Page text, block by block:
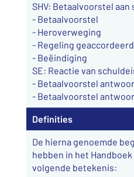
SHV: Betaalvoorstel
- Betaalvoorstel
- Heroverweging
- Regeling geaccordeerd
- Beëindiging
SE: Reactie van
- Betaalvoorstel
- Betaalvoorstel
Definities
De hierna genoemde
hebben in het
volgende betekenis: